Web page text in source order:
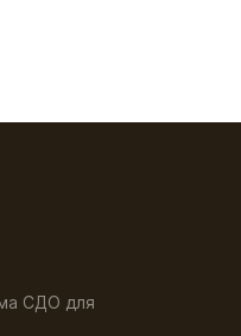
СДО для